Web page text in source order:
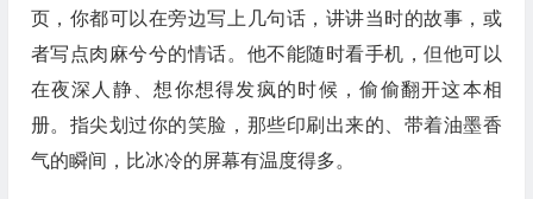
页，你都可以在旁边写上几句话，讲讲当时的故事，或
者写点肉麻兮兮的情话。他不能随时看手机，但他可以
在夜深人静、想你想得发疯的时候，偷偷翻开这本相
册。指尖划过你的笑脸，那些印刷出来的、带着油墨香
气的瞬间，比冰冷的屏幕有温度得多。